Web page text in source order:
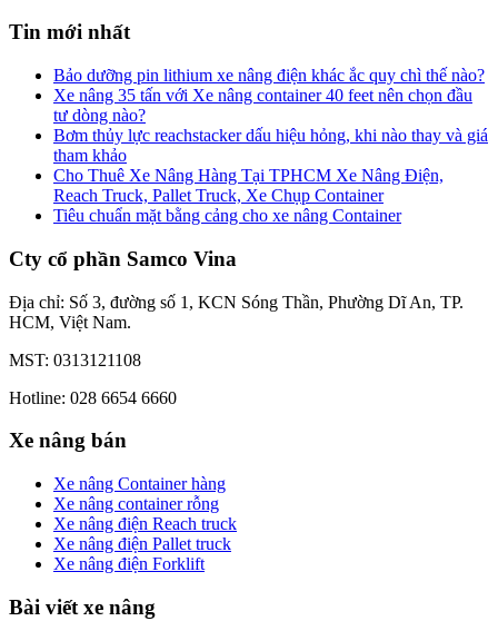
Tin mới nhất
Bảo dưỡng pin lithium xe nâng điện khác ắc quy chì thế nào?
Xe nâng 35 tấn với Xe nâng container 40 feet nên chọn đầu
tư dòng nào?
Bơm thủy lực reachstacker dấu hiệu hỏng, khi nào thay và giá
tham khảo
Cho Thuê Xe Nâng Hàng Tại TPHCM Xe Nâng Điện,
Reach Truck, Pallet Truck, Xe Chụp Container
Tiêu chuẩn mặt bằng cảng cho xe nâng Container
Cty cổ phần Samco Vina
Địa chỉ: Số 3, đường số 1, KCN Sóng Thần, Phường Dĩ An, TP.
HCM, Việt Nam.
MST: 0313121108
Hotline: 028 6654 6660
Xe nâng bán
Xe nâng Container hàng
Xe nâng container rỗng
Xe nâng điện Reach truck
Xe nâng điện Pallet truck
Xe nâng điện Forklift
Bài viết xe nâng